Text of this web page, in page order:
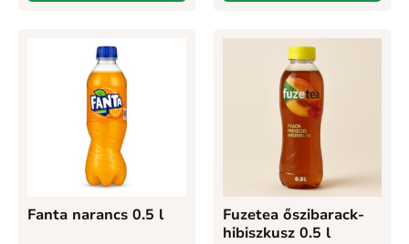
Fanta narancs 0.5 l
Fuzetea őszibarack-
hibiszkusz 0.5 l